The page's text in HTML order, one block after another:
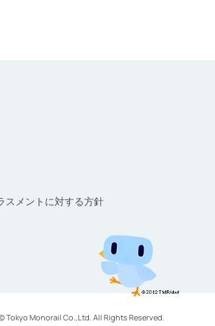
スメントに対する方針
Tokyo Monorail Co.,Ltd. All Rights Reserved.